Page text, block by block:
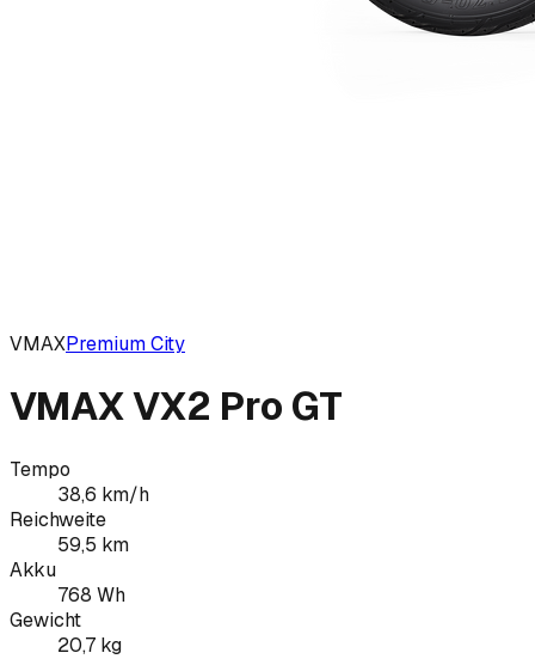
VMAXPremium City
VMAX VX2 Pro GT
Tempo
38,6 km/h
Reichweite
59,5 km
Akku
768 Wh
Gewicht
20,7 kg